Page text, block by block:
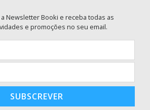
Newsletter Booki e receba todas as
e promoções no seu email.
SUBSCREVER